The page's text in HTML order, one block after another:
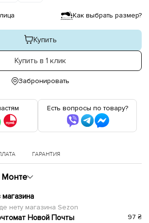
Как выбрать размер?
Купить
Купить в 1 клик
Забронировать
Есть вопросы по товару?
ГАРАНТИЯ
нету магазина Sezon
Новой Почты 97 ₴